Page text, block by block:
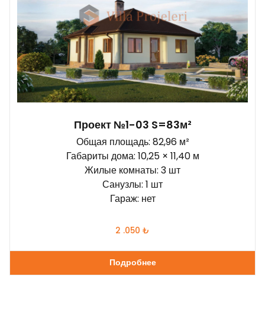
Проект №1-03 S=83м²
Общая площадь: 82,96 м²
Габариты дома: 10,25 × 11,40 м
Жилые комнаты: 3 шт
Санузлы: 1 шт
Гараж: нет
2 .050 ₺
Подробнее